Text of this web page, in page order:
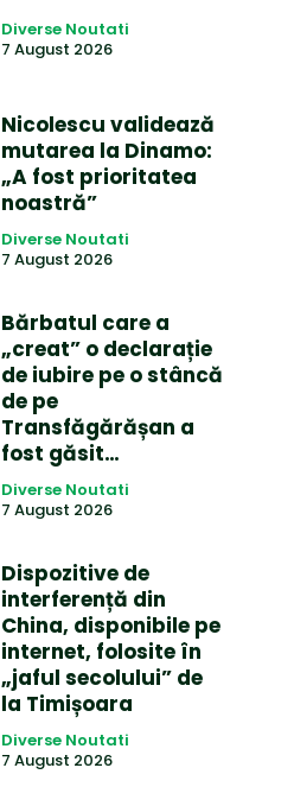
Diverse Noutati
7 August 2026
Nicolescu validează
mutarea la Dinamo:
„A fost prioritatea
noastră”
Diverse Noutati
7 August 2026
Bărbatul care a
„creat” o declarație
de iubire pe o stâncă
de pe
Transfăgărășan a
fost găsit…
Diverse Noutati
7 August 2026
Dispozitive de
interferență din
China, disponibile pe
internet, folosite în
„jaful secolului” de
la Timișoara
Diverse Noutati
7 August 2026